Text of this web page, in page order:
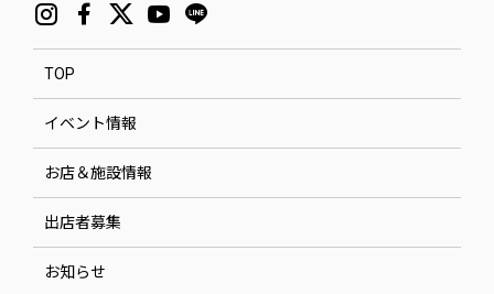
TOP
イベント情報
お店＆施設情報
出店者募集
お知らせ